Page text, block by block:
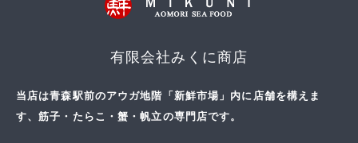
有限会社みくに商店
当店は青森駅前のアウガ地階「新鮮市場」内に店舗を構えま
す、筋子・たらこ・蟹・帆立の専門店です。